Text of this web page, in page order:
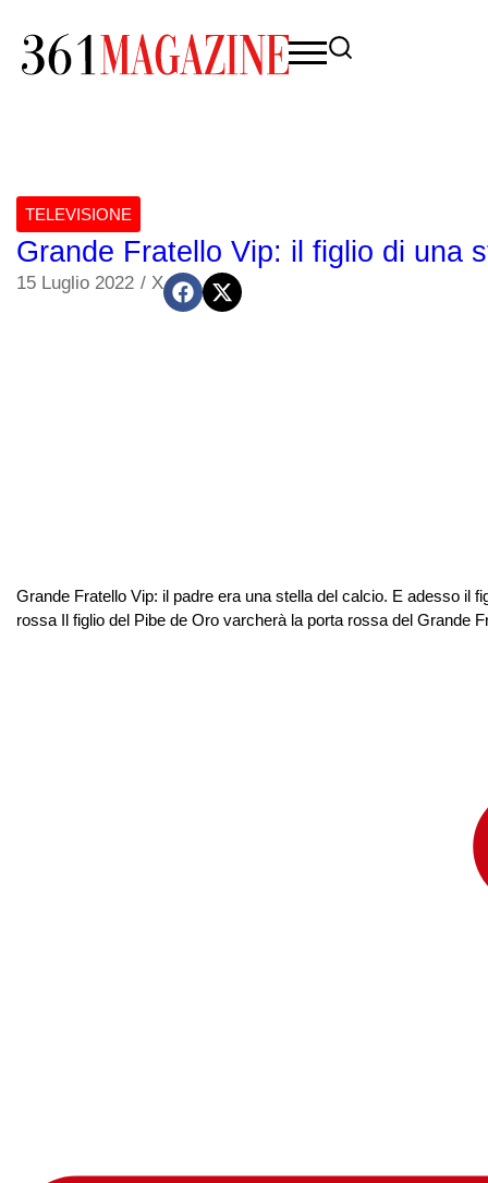
TELEVISIONE
Grande Fratello Vip: il figlio di una
15 Luglio 2022 / X
Grande Fratello Vip: il padre era una stella del calcio. E adesso il
rossa Il figlio del Pibe de Oro varcherà la porta rossa del Grande